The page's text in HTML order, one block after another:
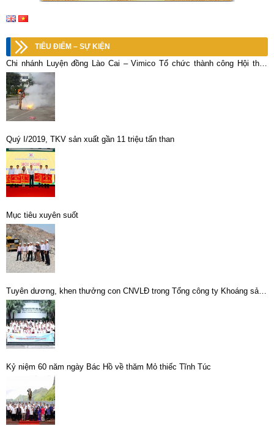
TIÊU ĐIỂM – SỰ KIỆN
Chi nhánh Luyện đồng Lào Cai – Vimico Tổ chức thành công Hội thao
Phòng cháy – Chữa cháy (PCCC) năm 2020
Quý I/2019, TKV sản xuất gần 11 triệu tấn than
Mục tiêu xuyên suốt
Tuyên dương, khen thưởng con CNVLĐ trong Tổng công ty Khoáng sản -
TKV đạt thành tích cao năm học 2021 – 2022
Kỷ niệm 60 năm ngày Bác Hồ về thăm Mỏ thiếc Tĩnh Túc